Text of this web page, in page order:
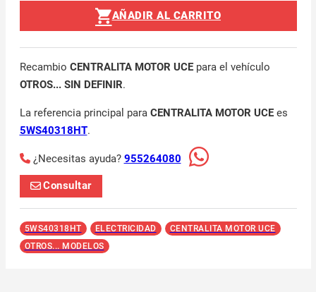
AÑADIR AL CARRITO
Recambio CENTRALITA MOTOR UCEpara el vehículo
OTROS... SIN DEFINIR.
La referencia principal para CENTRALITA MOTOR UCEes
5WS40318HT.
¿Necesitas ayuda? 955264080
Consultar
5WS40318HT ELECTRICIDAD
CENTRALITA MOTOR UCE
OTROS... MODELOS